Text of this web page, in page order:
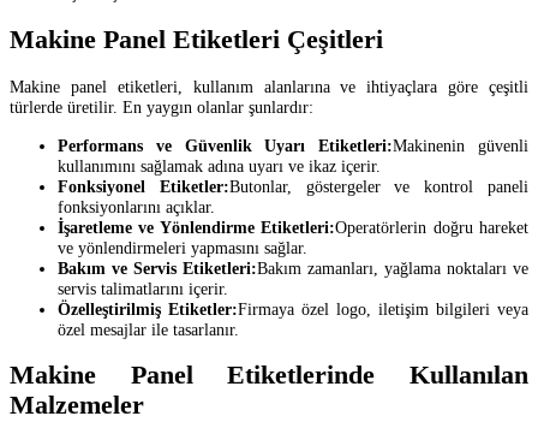
Makine Panel Etiketleri Çeşitleri
Makine panel etiketleri, kullanım alanlarına ve ihtiyaçlara göre çeşitli
türlerde üretilir. En yaygın olanlar şunlardır:
Performans ve Güvenlik Uyarı Etiketleri:Makinenin güvenli
kullanımını sağlamak adına uyarı ve ikaz içerir.
Fonksiyonel Etiketler:Butonlar, göstergeler ve kontrol paneli
fonksiyonlarını açıklar.
İşaretleme ve Yönlendirme Etiketleri:Operatörlerin doğru hareket
ve yönlendirmeleri yapmasını sağlar.
Bakım ve Servis Etiketleri:Bakım zamanları, yağlama noktaları ve
servis talimatlarını içerir.
Özelleştirilmiş Etiketler:Firmaya özel logo, iletişim bilgileri veya
özel mesajlar ile tasarlanır.
Makine Panel Etiketlerinde Kullanılan
Malzemeler